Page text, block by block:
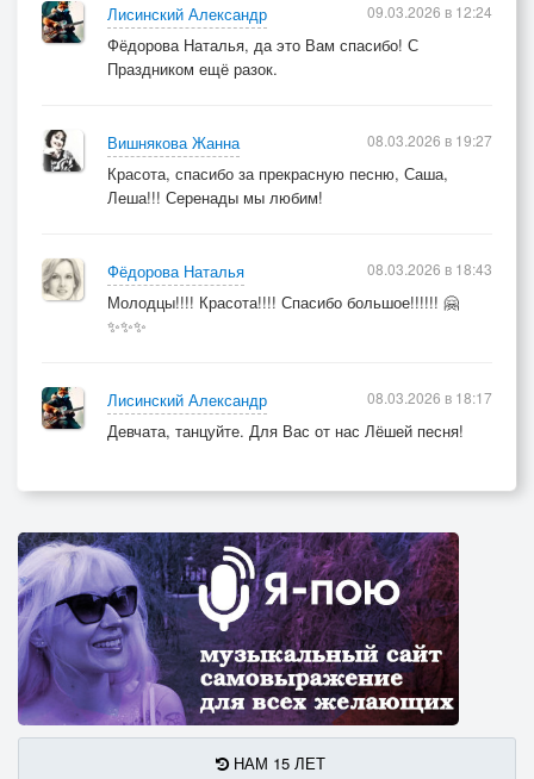
Лисинский Александр
Фёдорова Наталья, да это Вам спасибо! С
Праздником ещё разок.
09.03.2026 в 12:24
Вишнякова Жанна
Красота, спасибо за прекрасную песню, Саша,
Леша!!! Серенады мы любим!
08.03.2026 в 19:27
Фёдорова Наталья
Молодцы!!!! Красота!!!! Спасибо большое!!!!!! 🤗
✨✨✨
08.03.2026 в 18:43
Лисинский Александр
Девчата, танцуйте. Для Вас от нас Лёшей песня!
08.03.2026 в 18:17
НАМ 15 ЛЕТ